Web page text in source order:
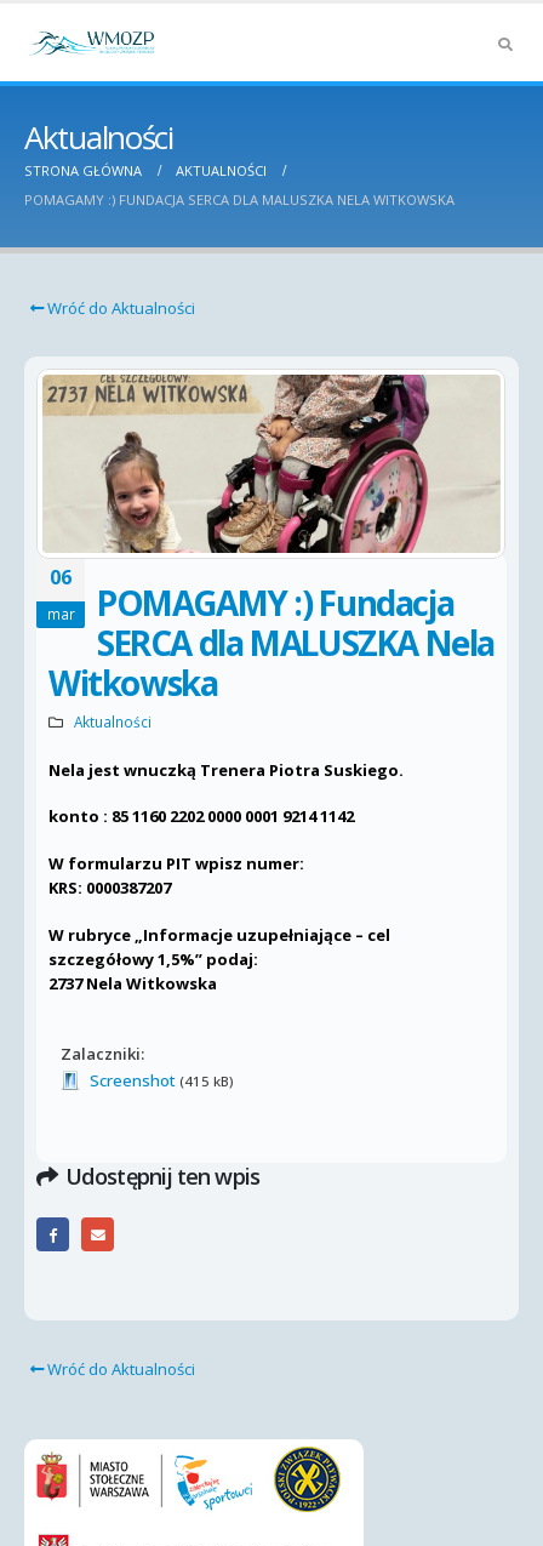
Aktualności
STRONA GŁÓWNA
AKTUALNOŚCI
POMAGAMY :) FUNDACJA SERCA DLA MALUSZKA NELA WITKOWSKA
Wróć do Aktualności
06
mar
POMAGAMY :) Fundacja
SERCA dla MALUSZKA Nela
Witkowska
Aktualności
Nela jest wnuczką Trenera Piotra Suskiego.
konto : 85 1160 2202 0000 0001 9214 1142
W formularzu PIT wpisz numer:
KRS: 0000387207
W rubryce „Informacje uzupełniające – cel
szczegółowy 1,5%” podaj:
2737 Nela Witkowska
Zalaczniki:
Screenshot (415 kB)
Udostępnij ten wpis
Wróć do Aktualności